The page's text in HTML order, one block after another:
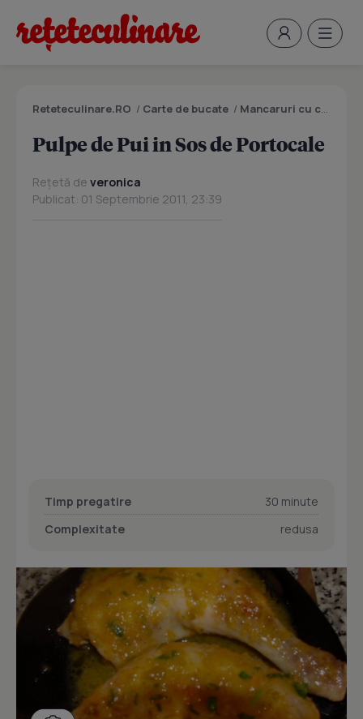
Reteteculinare.RO / Carte de bucate / Mancaruri cu carne
Pulpe de Pui in Sos de Portocale
Rețetă de veronica
Publicat: 01 Septembrie 2011, 23:39
Timp pregatire
30 minute
Complexitate
redusa